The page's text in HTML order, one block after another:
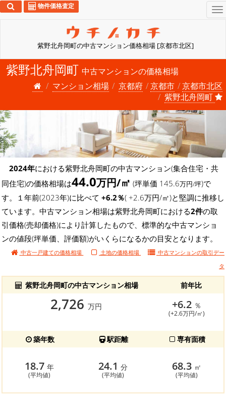
紫野北舟岡町の中古マンション価格相場 [京都市北区]
物件価格査定
紫野北舟岡町 中古マンションの価格相場
マンション相場
京都府 京都市
京都市北区
紫野北舟岡町
2024年における紫野北舟岡町の中古マンション(集合住宅・共
同住宅)の価格相場は44.0万円/㎡ (坪単価 145.6万円/坪)で
す。１年前(2023年)に比べて +6.2％( +2.6万円/㎡)と堅調に推移し
ています。中古マンション相場は紫野北舟岡町における2件の取
引価格(売却価格)により計算したもので、標準的な中古マンショ
ンの値段(坪単価、評価額)がいくらになるかの目安となります。
中古一戸建ての価格相場 土地の価格相場 中古マンションの取引デー
タ
紫野北舟岡町の中古マンション相場 前年比
2,726 万円 +6.2 ％
(+2.6万円/㎡)
築年数 駅距離 専有面積
18.7 年
(平均値)
24.1 分
(平均値)
68.3 ㎡
(平均値)